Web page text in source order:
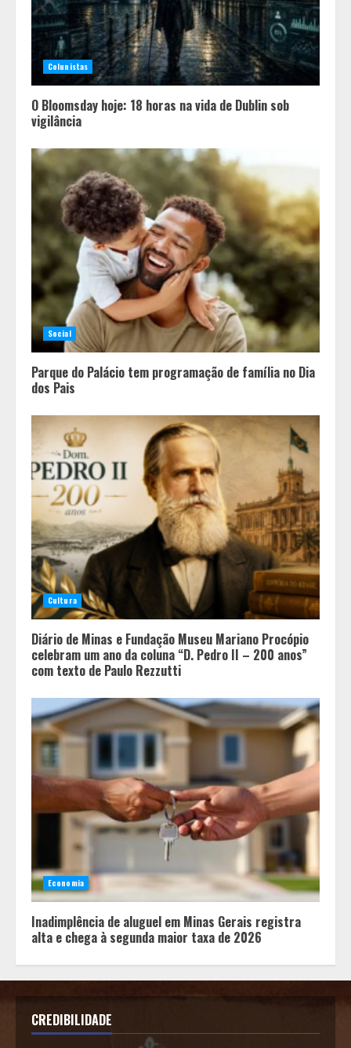
Inadimplência de aluguel em Minas
Gerais registra alta e chega à
segunda maior taxa de 2026
Colunistas
O Bloomsday hoje: 18 horas na vida de Dublin sob
vigilância
Social
Parque do Palácio tem programação de família no Dia
dos Pais
Cultura
Diário de Minas e Fundação Museu Mariano Procópio
celebram um ano da coluna “D. Pedro II – 200 anos”
com texto de Paulo Rezzutti
Economia
Inadimplência de aluguel em Minas Gerais registra
alta e chega à segunda maior taxa de 2026
CREDIBILIDADE